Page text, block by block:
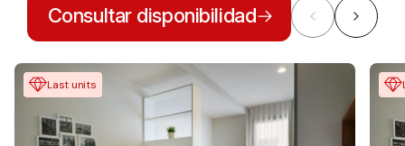
Consultar disponibilidad
Last units